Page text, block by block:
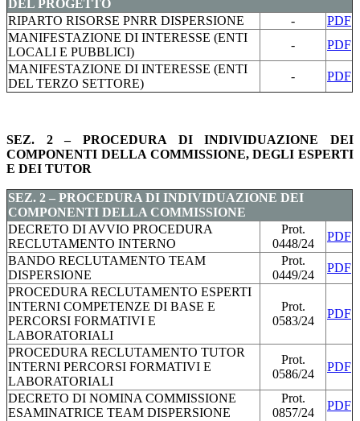
DEL PROGETTO
RIPARTO RISORSE PNRR DISPERSIONE
-
PDF
MANIFESTAZIONE DI INTERESSE (ENTI
LOCALI E PUBBLICI)
-
PDF
MANIFESTAZIONE DI INTERESSE (ENTI
DEL TERZO SETTORE)
- PDF
SEZ. 2 – PROCEDURA DI INDIVIDUAZIONE DEI
COMPONENTI DELLA COMMISSIONE, DEGLI ESPERTI
E DEI TUTOR
SEZ. 2 – PROCEDURA DI INDIVIDUAZIONE DEI
COMPONENTI DELLA COMMISSIONE
DECRETO DI AVVIO PROCEDURA
RECLUTAMENTO INTERNO
Prot.
0448/24
PDF
BANDO RECLUTAMENTO TEAM
DISPERSIONE
Prot.
0449/24
PDF
PROCEDURA RECLUTAMENTO ESPERTI
INTERNI COMPETENZE DI BASE E
PERCORSI FORMATIVI E
LABORATORIALI
Prot.
0583/24
PDF
PROCEDURA RECLUTAMENTO TUTOR
INTERNI PERCORSI FORMATIVI E
LABORATORIALI
Prot.
0586/24
PDF
DECRETO DI NOMINA COMMISSIONE
ESAMINATRICE TEAM DISPERSIONE
Prot.
0857/24
PDF